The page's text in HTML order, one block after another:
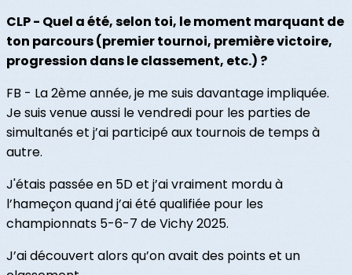
CLP - Quel a été, selon toi, le moment marquant de
ton parcours (premier tournoi, première victoire,
progression dans le classement, etc.) ?
FB - La 2ème année, je me suis davantage impliquée.
Je suis venue aussi le vendredi pour les parties de
simultanés et j’ai participé aux tournois de temps à
autre.
J'étais passée en 5D et j’ai vraiment mordu à
l’hameçon quand j’ai été qualifiée pour les
championnats 5-6-7 de Vichy 2025.
J’ai découvert alors qu’on avait des points et un